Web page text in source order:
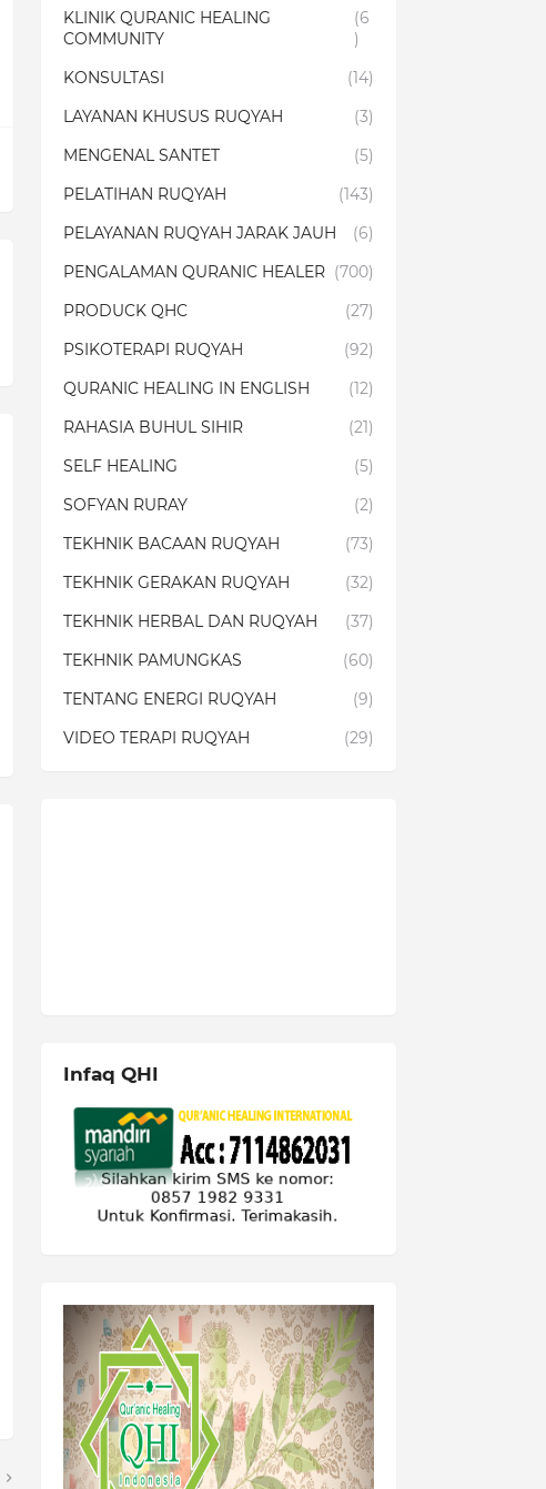
KLINIK QURANIC HEALING
COMMUNITY
(6
)
KONSULTASI
(14)
LAYANAN KHUSUS RUQYAH
(3)
MENGENAL SANTET
(5)
PELATIHAN RUQYAH
(143)
PELAYANAN RUQYAH JARAK JAUH
(6)
PENGALAMAN QURANIC HEALER (700)
PRODUCK QHC
(27)
PSIKOTERAPI RUQYAH
(92)
QURANIC HEALING IN ENGLISH
(12)
RAHASIA BUHUL SIHIR
(21)
SELF HEALING
(5)
SOFYAN RURAY
(2)
TEKHNIK BACAAN RUQYAH
(73)
TEKHNIK GERAKAN RUQYAH
(32)
TEKHNIK HERBAL DAN RUQYAH
(37)
TEKHNIK PAMUNGKAS
(60)
TENTANG ENERGI RUQYAH
(9)
VIDEO TERAPI RUQYAH
(29)
Infaq QHI